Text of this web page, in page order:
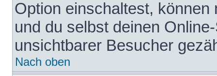
Option einschaltest,
und du selbst deinen
unsichtbarer Besucher
Nach oben